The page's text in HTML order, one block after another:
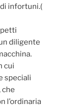
infortuni.(
diligente
cui
speciali
che
l’ordinaria